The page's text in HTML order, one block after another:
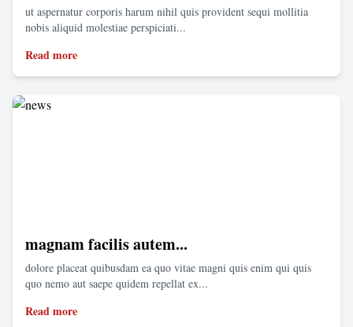
ut aspernatur corporis harum nihil quis provident sequi mollitia
nobis aliquid molestiae perspiciati...
Read more
magnam facilis autem...
dolore placeat quibusdam ea quo vitae magni quis enim qui quis
quo nemo aut saepe quidem repellat ex...
Read more